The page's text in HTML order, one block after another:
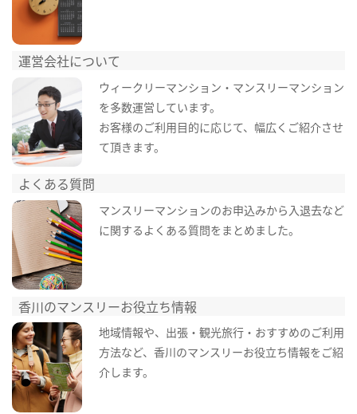
運営会社について
ウィークリーマンション・マンスリーマンション
を多数運営しています。
お客様のご利用目的に応じて、幅広くご紹介させ
て頂きます。
よくある質問
マンスリーマンションのお申込みから入退去など
に関するよくある質問をまとめました。
香川のマンスリーお役立ち情報
地域情報や、出張・観光旅行・おすすめのご利用
方法など、香川のマンスリーお役立ち情報をご紹
介します。